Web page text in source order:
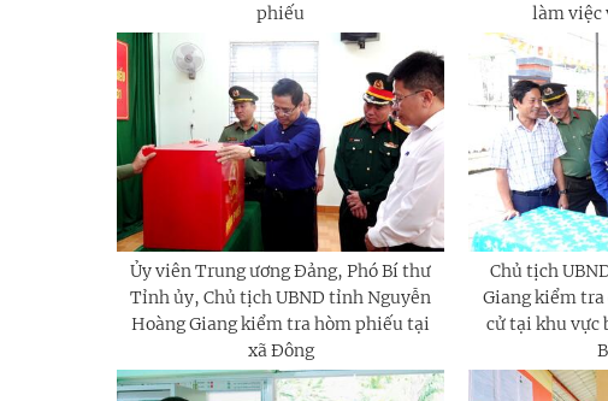
phiếu
làm việc
Ủy viên Trung ương Đảng, Phó Bí thư
Tỉnh ủy, Chủ tịch UBND tỉnh Nguyễn
Hoàng Giang kiểm tra hòm phiếu tại
xã Đông
Chủ tịch
Giang kiểm tra
cử tại khu vực